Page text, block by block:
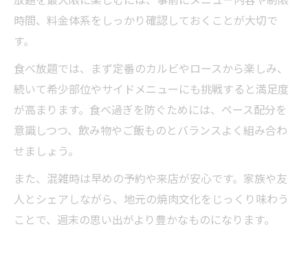
時間、料金体系をしっかり確認しておくことが大切で
す。
食べ放題では、まず定番のカルビやロースから楽しみ、
続いて希少部位やサイドメニューにも挑戦すると満足度
が高まります。食べ過ぎを防ぐためには、ペース配分を
意識しつつ、飲み物やご飯ものとバランスよく組み合わ
せましょう。
また、混雑時は早めの予約や来店が安心です。家族や友
人とシェアしながら、地元の焼肉文化をじっくり味わう
ことで、週末の思い出がより豊かなものになります。